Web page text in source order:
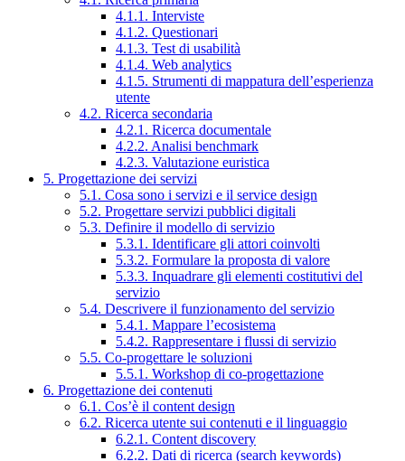
4.1.1. Interviste
4.1.2. Questionari
4.1.3. Test di usabilità
4.1.4. Web analytics
4.1.5. Strumenti di mappatura dell’esperienza
utente
4.2. Ricerca secondaria
4.2.1. Ricerca documentale
4.2.2. Analisi benchmark
4.2.3. Valutazione euristica
5. Progettazione dei servizi
5.1. Cosa sono i servizi e il service design
5.2. Progettare servizi pubblici digitali
5.3. Definire il modello di servizio
5.3.1. Identificare gli attori coinvolti
5.3.2. Formulare la proposta di valore
5.3.3. Inquadrare gli elementi costitutivi del
servizio
5.4. Descrivere il funzionamento del servizio
5.4.1. Mappare l’ecosistema
5.4.2. Rappresentare i flussi di servizio
5.5. Co-progettare le soluzioni
5.5.1. Workshop di co-progettazione
6. Progettazione dei contenuti
6.1. Cos’è il content design
6.2. Ricerca utente sui contenuti e il linguaggio
6.2.1. Content discovery
6.2.2. Dati di ricerca (search keywords)